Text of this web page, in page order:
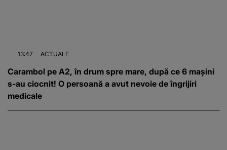
13:47 ACTUALE
Carambol pe A2, în drum spre mare, după ce 6 mașini
s-au ciocnit! O persoană a avut nevoie de îngrijiri
medicale